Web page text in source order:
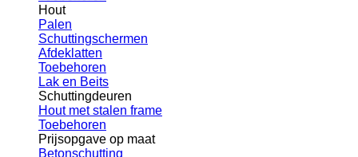
Hout
Palen
Schuttingschermen
Afdeklatten
Toebehoren
Lak en Beits
Schuttingdeuren
Hout met stalen frame
Toebehoren
Prijsopgave op maat
Betonschutting